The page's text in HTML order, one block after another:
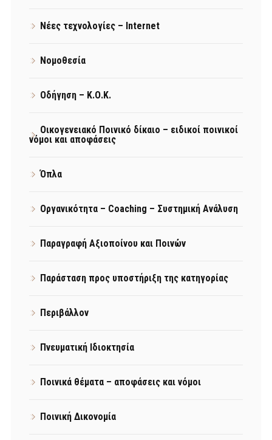
Νέες τεχνολογίες – Internet
Νομοθεσία
Οδήγηση – Κ.Ο.Κ.
Οικογενειακό Ποινικό δίκαιο – ειδικοί ποινικοί
νόμοι και αποφάσεις
Όπλα
Οργανικότητα – Coaching – Συστημική Ανάλυση
Παραγραφή Αξιοποίνου και Ποινών
Παράσταση προς υποστήριξη της κατηγορίας
Περιβάλλον
Πνευματική Ιδιοκτησία
Ποινικά θέματα – αποφάσεις και νόμοι
Ποινική Δικονομία